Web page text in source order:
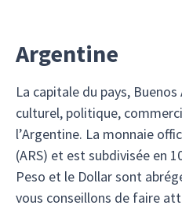
Argentine
La capitale du pays,
culturel, politique,
l’Argentine. La monnaie
(ARS) et est subdivisée en
Peso et le Dollar sont
vous conseillons de faire